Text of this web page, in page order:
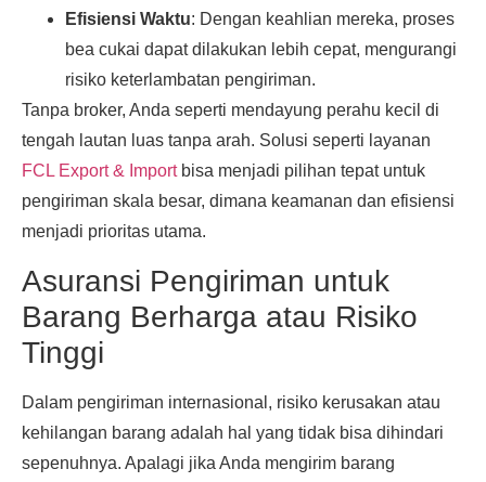
Efisiensi Waktu: Dengan keahlian mereka, proses
bea cukai dapat dilakukan lebih cepat, mengurangi
risiko keterlambatan pengiriman.
Tanpa broker, Anda seperti mendayung perahu kecil di
tengah lautan luas tanpa arah. Solusi seperti layanan
FCL Export & Importbisa menjadi pilihan tepat untuk
pengiriman skala besar, dimana keamanan dan efisiensi
menjadi prioritas utama.
Asuransi Pengiriman untuk
Barang Berharga atau Risiko
Tinggi
Dalam pengiriman internasional, risiko kerusakan atau
kehilangan barang adalah hal yang tidak bisa dihindari
sepenuhnya. Apalagi jika Anda mengirim barang